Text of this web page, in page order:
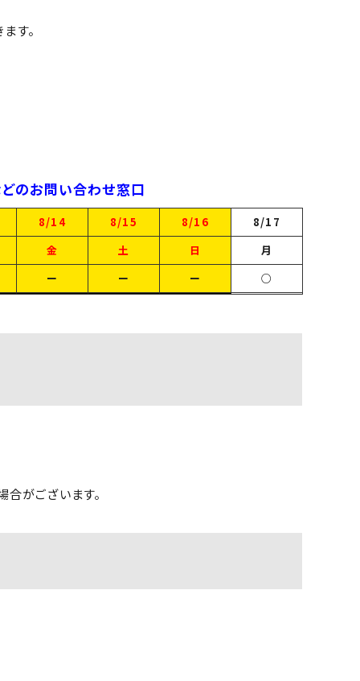
す。
どのお問い合わせ窓口
8/14
金
ー
8/15
土
ー
8/16
日
ー
8/17
月
○
がございます。